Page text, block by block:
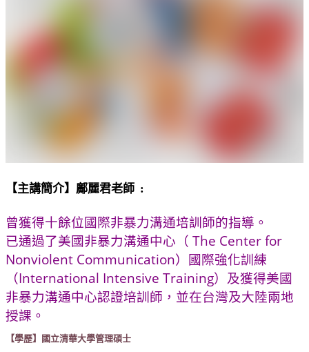
【主講簡介】鄺麗君老師 :
曾獲得十餘位國際非暴力溝通培訓師的指導。
已通過了美國非暴力溝通中心（ The Center for
Nonviolent Communication）國際強化訓練
（International Intensive Training）及獲得美國
非暴力溝通中心認證培訓師，並在台灣及大陸兩地
授課。
【學歷】國立清華大學管理碩士